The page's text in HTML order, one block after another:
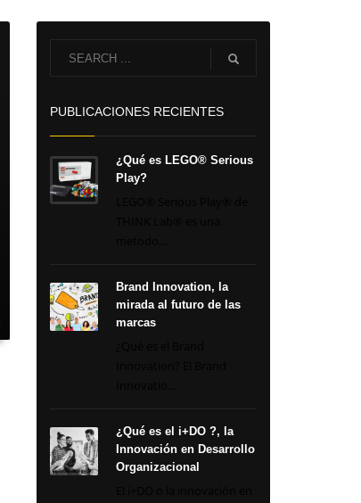
PUBLICACIONES RECIENTES
¿Qué es LEGO® Serious
Play?
Brand Innovation, la
mirada al futuro de las
marcas
¿Qué es el i+DO ?, la
Innovación en Desarrollo
Organizacional